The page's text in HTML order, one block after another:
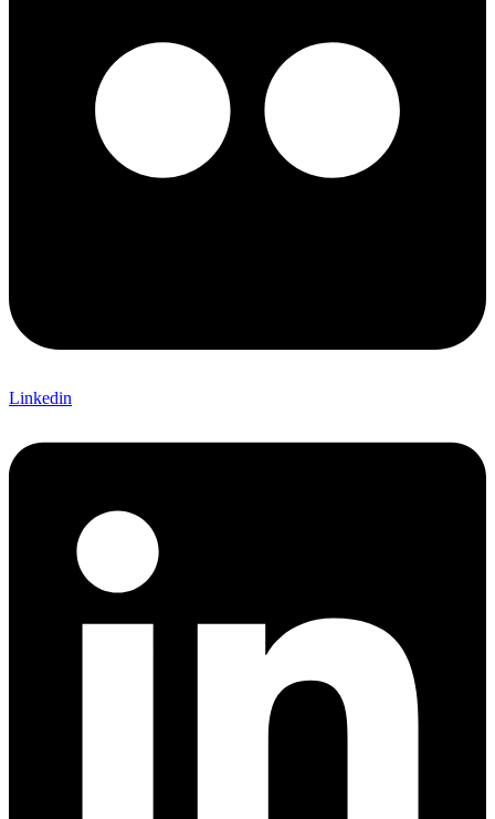
Linkedin